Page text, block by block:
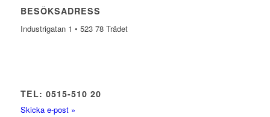
BESÖKSADRESS
Industrigatan 1 • 523 78 Trädet
TEL: 0515-510 20
Skicka e-post »